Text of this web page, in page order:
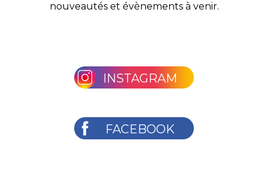
nouveautés et évènements à venir.
INSTAGRAM
FACEBOOK